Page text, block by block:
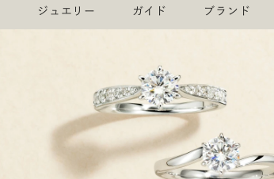
ジュエリー ガイド ブランド